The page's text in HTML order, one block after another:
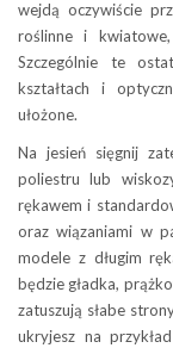
wejdą oczywiście
roślinne i
Szczególnie te
kształtach i
ułożone.
Na jesień sięgnij
poliestru lub
rękawem i
oraz wiązaniami w
modele z długim
będzie gładka,
zatuszują słabe
ukryjesz na